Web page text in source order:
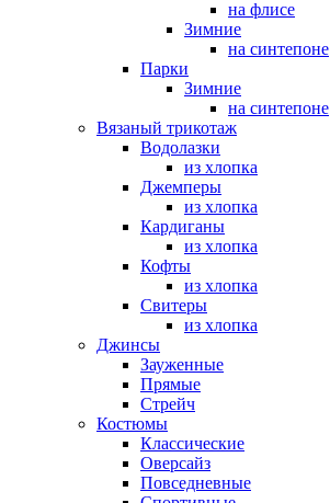
на флисе
Зимние
на синтепоне
Парки
Зимние
на синтепоне
Вязаный трикотаж
Водолазки
из хлопка
Джемперы
из хлопка
Кардиганы
из хлопка
Кофты
из хлопка
Свитеры
из хлопка
Джинсы
Зауженные
Прямые
Стрейч
Костюмы
Классические
Оверсайз
Повседневные